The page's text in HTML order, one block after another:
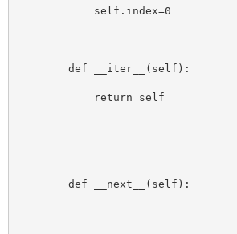
            self.index=0
        def __iter__(self):
            return self
        def __next__(self):